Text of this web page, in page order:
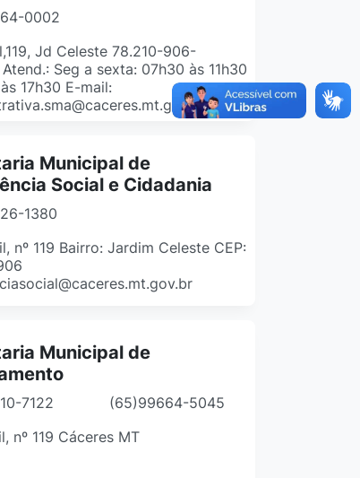
0002
Jd Celeste 78.210-906-
Seg a sexta: 07h30 às 11h30
17h30 E-mail:
Municipal de
Social e Cidadania
1380
nº 119 Bairro: Jardim Celeste CEP:
Municipal de
7122
(65)99664-5045
nº 119 Cáceres MT